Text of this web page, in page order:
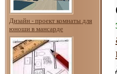
Дизайн - проект комнаты для
юноши в мансарде